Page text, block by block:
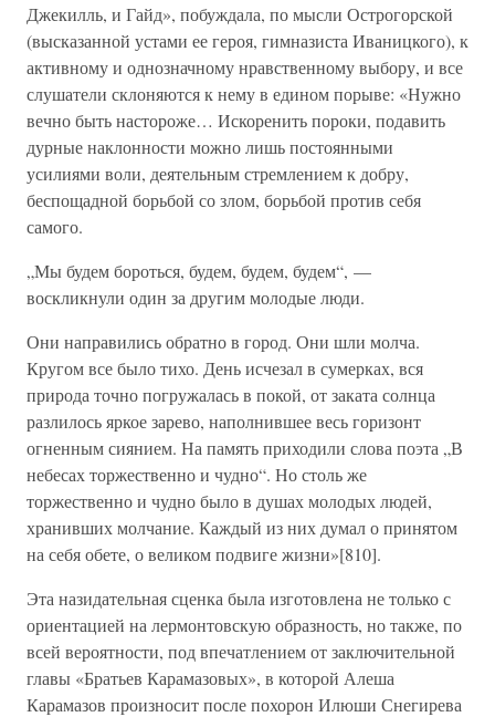
Джекилль, и Гайд», побуждала, по мысли Острогорской
(высказанной устами ее героя, гимназиста Иваницкого), к
активному и однозначному нравственному выбору, и все
слушатели склоняются к нему в едином порыве: «Нужно
вечно быть настороже… Искоренить пороки, подавить
дурные наклонности можно лишь постоянными
усилиями воли, деятельным стремлением к добру,
беспощадной борьбой со злом, борьбой против себя
самого.
„Мы будем бороться, будем, будем, будем“, —
воскликнули один за другим молодые люди.
Они направились обратно в город. Они шли молча.
Кругом все было тихо. День исчезал в сумерках, вся
природа точно погружалась в покой, от заката солнца
разлилось яркое зарево, наполнившее весь горизонт
огненным сиянием. На память приходили слова поэта „В
небесах торжественно и чудно“. Но столь же
торжественно и чудно было в душах молодых людей,
хранивших молчание. Каждый из них думал о принятом
на себя обете, о великом подвиге жизни»[810].
Эта назидательная сценка была изготовлена не только с
ориентацией на лермонтовскую образность, но также, по
всей вероятности, под впечатлением от заключительной
главы «Братьев Карамазовых», в которой Алеша
Карамазов произносит после похорон Илюши Снегирева